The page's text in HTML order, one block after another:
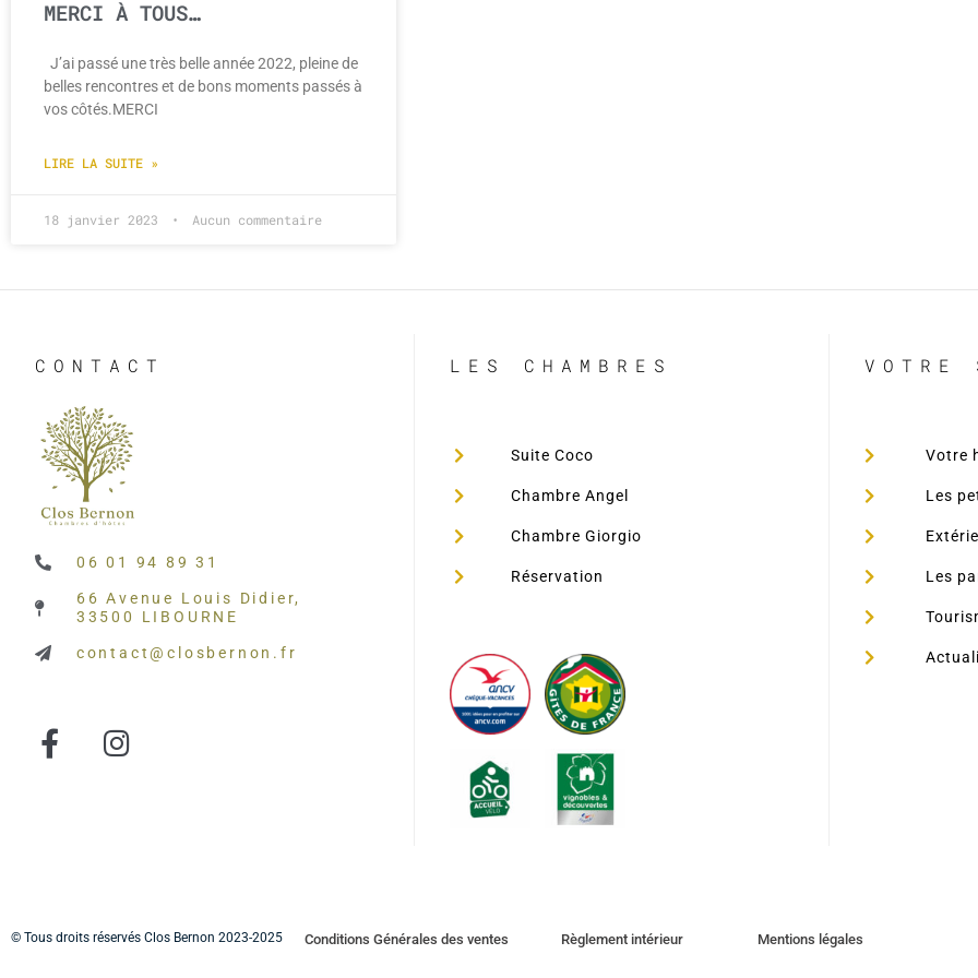
MERCI À TOUS…
J’ai passé une très belle année 2022, pleine de
belles rencontres et de bons moments passés à
vos côtés.MERCI
LIRE LA SUITE »
18 janvier 2023 Aucun commentaire
CONTACT
06 01 94 89 31
66 Avenue Louis Didier,
33500 LIBOURNE
contact@closbernon.fr
LES CHAMBRES
Suite Coco
Chambre Angel
Chambre Giorgio
Réservation
VOTRE
Votre
Les
Les
© Tous droits réservés Clos Bernon 2023-2025 Conditions Générales des ventes Règlement intérieur Mentions légales